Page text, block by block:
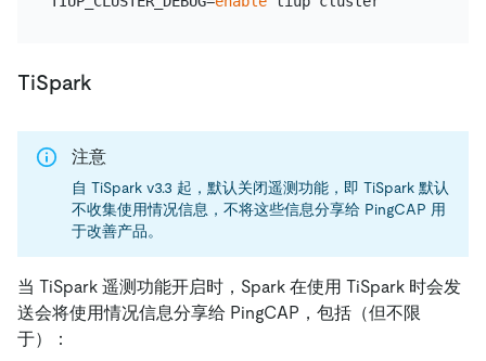
TiSpark
注意
自 TiSpark v3.3 起，默认关闭遥测功能，即 TiSpark 默认
不收集使用情况信息，不将这些信息分享给 PingCAP 用
于改善产品。
当 TiSpark 遥测功能开启时，Spark 在使用 TiSpark 时会发
送会将使用情况信息分享给 PingCAP，包括（但不限
于）：